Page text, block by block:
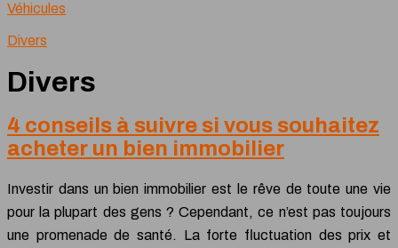
Véhicules
Divers
Divers
4 conseils à suivre si vous souhaitez
acheter un bien immobilier
Investir dans un bien immobilier est le rêve de toute une vie
pour la plupart des gens ? Cependant, ce n’est pas toujours
une promenade de santé. La forte fluctuation des prix et